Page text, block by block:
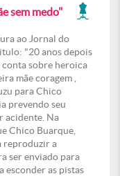
sem medo"
ao Jornal do
"20 anos depois
conta sobre heroica
mãe coragem ,
para Chico
prevendo seu
acidente. Na
Chico Buarque,
reproduzir a
ser enviado para
esconder as pistas